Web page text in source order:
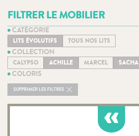
FILTRER LE MOBILIER
CATÉGORIE
LITS ÉVOLUTIFS TOUS NOS LITS
COLLECTION
CALYPSO ACHILLE MARCEL SACHA
COLORIS
SUPPRIMER LES FILTRES